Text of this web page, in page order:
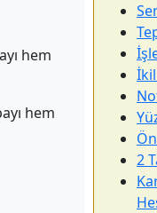
hem
hem
2